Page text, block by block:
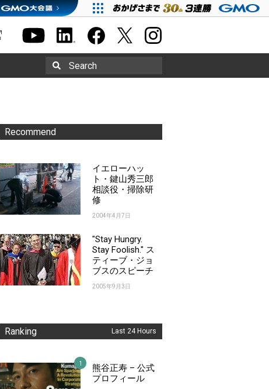
Search
Recommend
イエローハッ
ト・鍵山秀三郎
相談役・掃除研
修
2004年4月7日
"Stay Hungry.
Stay Foolish." ス
ティーブ・ジョ
ブスのスピーチ
2005年9月3日
Ranking Last 24 Hours
熊谷正寿 – 公式
プロフィール